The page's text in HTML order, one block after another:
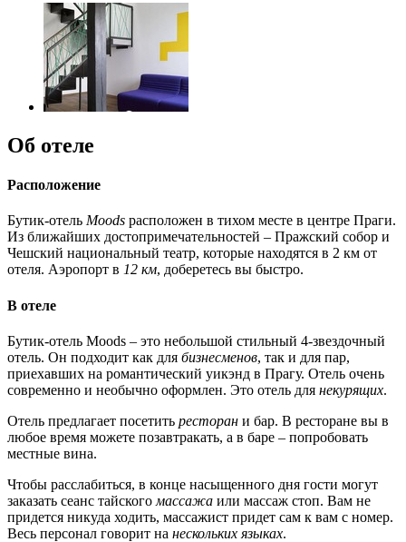
Об отеле
Расположение
Бутик-отель Moods расположен в тихом месте в центре Праги.
Из ближайших достопримечательностей – Пражский собор и
Чешский национальный театр, которые находятся в 2 км от
отеля. Аэропорт в 12 км, доберетесь вы быстро.
В отеле
Бутик-отель Moods – это небольшой стильный 4-звездочный
отель. Он подходит как для бизнесменов, так и для пар,
приехавших на романтический уикэнд в Прагу. Отель очень
современно и необычно оформлен. Это отель для некурящих.
Отель предлагает посетить ресторан и бар. В ресторане вы в
любое время можете позавтракать, а в баре – попробовать
местные вина.
Чтобы расслабиться, в конце насыщенного дня гости могут
заказать сеанс тайского массажа или массаж стоп. Вам не
придется никуда ходить, массажист придет сам к вам с номер.
Весь персонал говорит на нескольких языках.